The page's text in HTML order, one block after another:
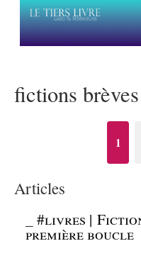
fictions
1
Articles
_#livres |
première boucle